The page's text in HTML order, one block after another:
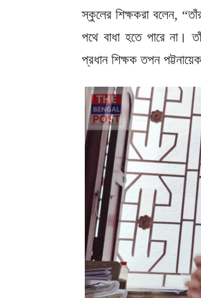
স্কুলের শিক্ষকরা বলেন,
পথে বাধা হতে পারে না।
প্রধান শিক্ষক তপন